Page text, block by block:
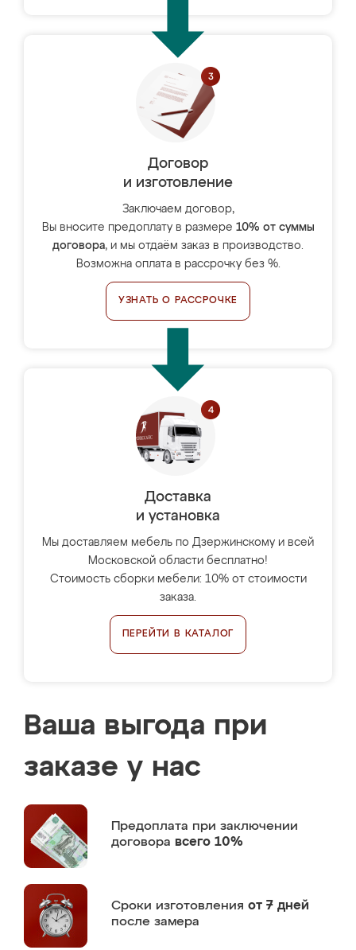
Договор
и изготовление
Заключаем договор,
Вы вносите предоплату в размере 10% от суммы
договора, и мы отдаём заказ в производство.
Возможна оплата в рассрочку без %.
УЗНАТЬ О РАССРОЧКЕ
Доставка
и установка
Мы доставляем мебель по Дзержинскому и всей
Московской области бесплатно!
Стоимость сборки мебели: 10% от стоимости
заказа.
ПЕРЕЙТИ В КАТАЛОГ
Ваша выгода при
заказе у нас
Предоплата при заключении
договора всего 10%
Сроки изготовления от 7 дней
после замера